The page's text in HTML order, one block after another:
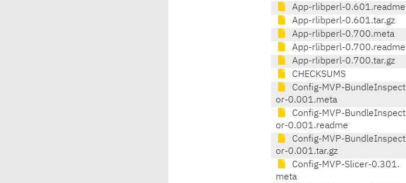
App-rlibperl-0.601.readme
App-rlibperl-0.601.tar.gz
App-rlibperl-0.700.meta
App-rlibperl-0.700.readme
App-rlibperl-0.700.tar.gz
CHECKSUMS
Config-MVP-BundleInspect
or-0.001.meta
Config-MVP-BundleInspect
or-0.001.readme
Config-MVP-BundleInspect
or-0.001.tar.gz
Config-MVP-Slicer-0.301.
meta